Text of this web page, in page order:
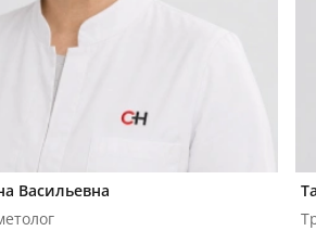
Васильевна